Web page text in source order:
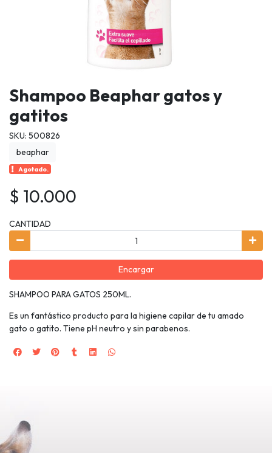
Shampoo Beaphar gatos y
gatitos
SKU: 500826
beaphar
Agotado.
$ 10.000
CANTIDAD
Encargar
SHAMPOO PARA GATOS 250ML.
Es un fantástico producto para la higiene capilar de tu amado
gato o gatito. Tiene pH neutro y sin parabenos.